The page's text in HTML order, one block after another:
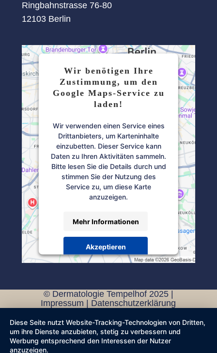
Ringbahnstrasse 76-80
12103 Berlin
Wir benötigen Ihre
Zustimmung, um den
Google Maps-Service zu
laden!
Wir verwenden einen Service eines
Drittanbieters, um Karteninhalte
einzubetten. Dieser Service kann
Daten zu Ihren Aktivitäten sammeln.
Bitte lesen Sie die Details durch und
stimmen Sie der Nutzung des
Service zu, um diese Karte
anzuzeigen.
Mehr Informationen
Akzeptieren
Powered byUsercentrics Consent
© Dermatologie Tempelhof 2025 |
Impressum
Datenschutzerklärung
Diese Seite nutzt Website-Tracking-Technologien von Dritten,
um ihre Dienste anzubieten, stetig zu verbessern und
Werbung entsprechend den Interessen der Nutzer
anzuzeigen.